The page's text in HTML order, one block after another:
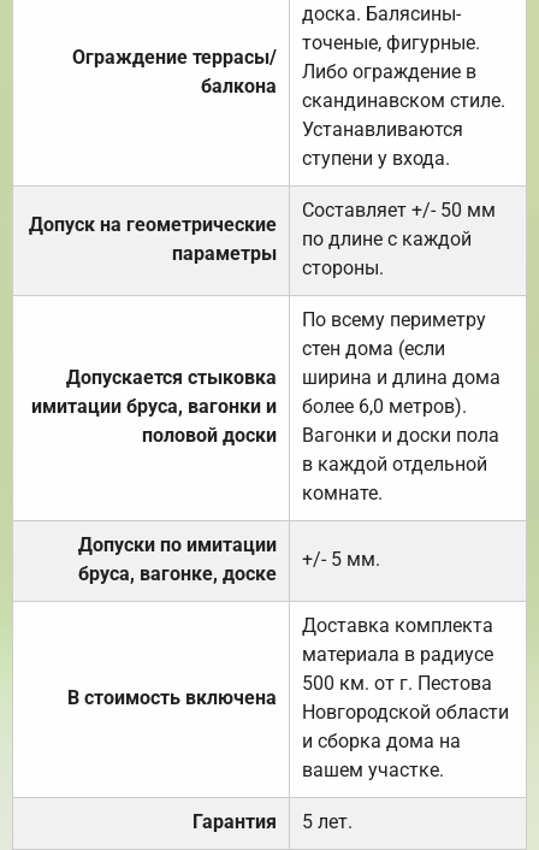
Ограждение террасы/
балкона
доска. Балясины-
точеные, фигурные.
Либо ограждение в
скандинавском стиле.
Устанавливаются
ступени у входа.
Допуск на геометрические
параметры
Составляет +/- 50 мм
по длине с каждой
стороны.
Допускается стыковка
имитации бруса, вагонки и
половой доски
По всему периметру
стен дома (если
ширина и длина дома
более 6,0 метров).
Вагонки и доски пола
в каждой отдельной
комнате.
Допуски по имитации
бруса, вагонке, доске
+/- 5 мм.
В стоимость включена
Доставка комплекта
материала в радиусе
500 км. от г. Пестова
Новгородской области
и сборка дома на
вашем участке.
Гарантия 5 лет.